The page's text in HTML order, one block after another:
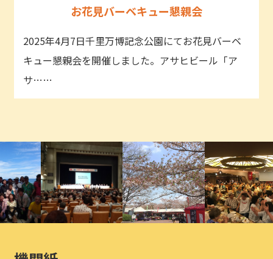
お花見バーベキュー懇親会
2025年4月7日千里万博記念公園にてお花見バーベ
キュー懇親会を開催しました。アサヒビール「ア
サ……